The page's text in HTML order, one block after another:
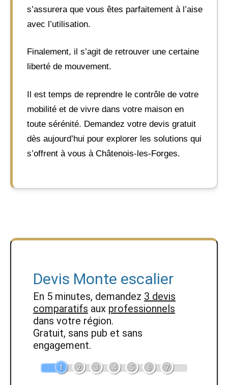
s’assurera que vous êtes parfaitement à l’aise
avec l’utilisation.
Finalement, il s’agit de retrouver une certaine
liberté de mouvement.
Il est temps de reprendre le contrôle de votre
mobilité et de vivre dans votre maison en
toute sérénité. Demandez votre devis gratuit
dès aujourd’hui pour explorer les solutions qui
s’offrent à vous à Châtenois-les-Forges.
Devis Monte escalier
En 5 minutes, demandez 3 devis
comparatifs aux professionnels
dans votre région.
Gratuit, sans pub et sans
engagement.
1 2 3 4 5 6 7